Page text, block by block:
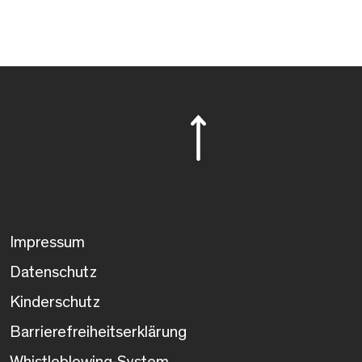
Impressum
Datenschutz
Kinderschutz
Barrierefreiheitserklärung